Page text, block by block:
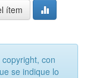
ítem
con
se indique lo